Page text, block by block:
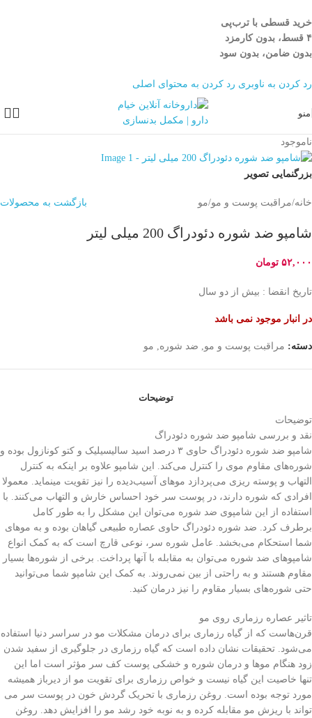
خرید قسطی با ترب‌پی
۴ قسط، بدون کارمزد
بدون ضامن، بدون سود
رد کردن به ناوبری رد کردن به محتوای اصلی
منو
ناموجود
بزرگنمایی تصویر
خانه/مراقبت پوست و مو/مو بازگشت به محصولات
شامپو ضد شوره دئودراگ 200 میلی لیتر
۵۲,۰۰۰ تومان
تاریخ انقضا : بیش از دو سال
در انبار موجود نمی باشد
دسته: مراقبت پوست و مو ضد شوره مو
توضیحات
توضیحات
نقد و بررسی شامپو ضد شوره دئودراگ
شامپو ضد شوره دئودراگ حاوی ۳ درصد اسید سالیسیلیک و کتو کونازول بوده و
شوره‌های مقاوم موی را کنترل می‌کند. این شامپو علاوه بر اینکه به کنترل
التهاب و پوسته ریزی می‌پردازد موهای آسیب‌دیده را نیز تقویت می‎نماید. معمولا
افرادی که شوره دارند، در پوست سر خود احساس خارش و التهاب می‌کنند. با
استفاده از این شامپوی ضد شوره می‌توان این مشکل را به طور کامل
برطرف کرد. ضد شوره دئودراگ حاوی عصاره طبیعی گیاهان بوده و به موهای
شما استحکام می‌بخشد. عامل شوره سر، نوعی قارچ است که به کمک انواع
شامپوهای ضد شوره می‌توان به مقابله با آنها پرداخت. برخی از شوره‌ها بسیار
مقاوم هستند و به راحتی از بین نمی‌روند. به کمک این شامپو شما می‌توانید
حتی شوره‌های بسیار مقاوم را نیز درمان کنید.
تاثیر عصاره رزماری روی مو
قرن‌هاست که از گیاه رزماری برای درمان مشکلات مو در سراسر دنیا استفاده
می‌شود. تحقیقات نشان داده است که گیاه رزماری در جلوگیری از سفید شدن
زود هنگام موها و درمان شوره و خشکی پوست کف سر مؤثر است اما این
تنها خاصیت این گیاه نیست و خواص رزماری برای تقویت مو از دیرباز همیشه
مورد توجه بوده است. روغن رزماری با تحریک گردش خون در پوست سر می
تواند با ریزش مو مقابله کرده و به نوبه خود رشد مو را افزایش دهد. روغن